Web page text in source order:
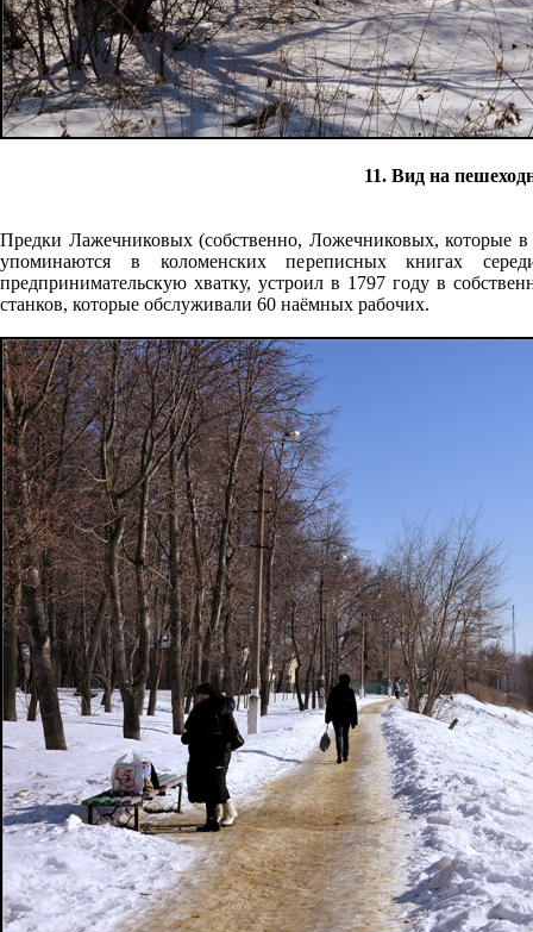
11. Вид на
Предки Лажечниковых (собственно, Лoжечниковых, которые в
упоминаются в коломенских переписных книгах
предпринимательскую хватку, устроил в 1797 году в
станков, которые обслуживали 60 наёмных рабочих.